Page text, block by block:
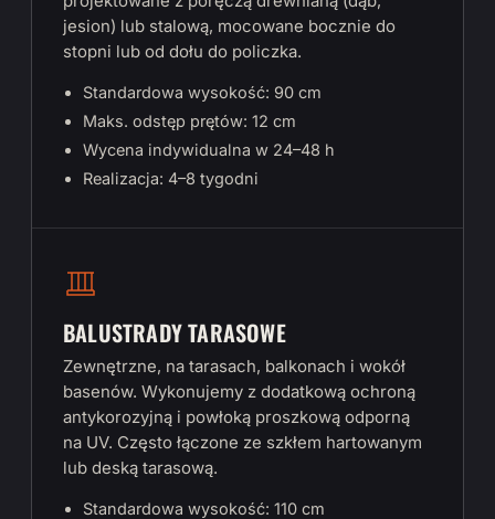
jesion) lub stalową, mocowane bocznie do
stopni lub od dołu do policzka.
Standardowa wysokość: 90 cm
Maks. odstęp prętów: 12 cm
Wycena indywidualna w 24–48 h
Realizacja: 4–8 tygodni
BALUSTRADY TARASOWE
Zewnętrzne, na tarasach, balkonach i wokół
basenów. Wykonujemy z dodatkową ochroną
antykorozyjną i powłoką proszkową odporną
na UV. Często łączone ze szkłem hartowanym
lub deską tarasową.
Standardowa wysokość: 110 cm